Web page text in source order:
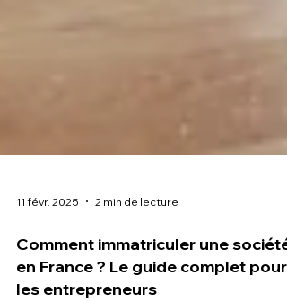
11 févr. 2025 2 min de lecture
Comment immatriculer une société